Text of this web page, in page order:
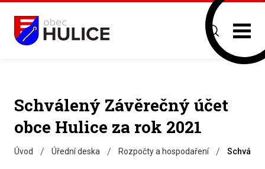
Schválený Závěrečný účet
obce Hulice za rok 2021
Úvod / Úřední deska / Rozpočty a hospodaření /